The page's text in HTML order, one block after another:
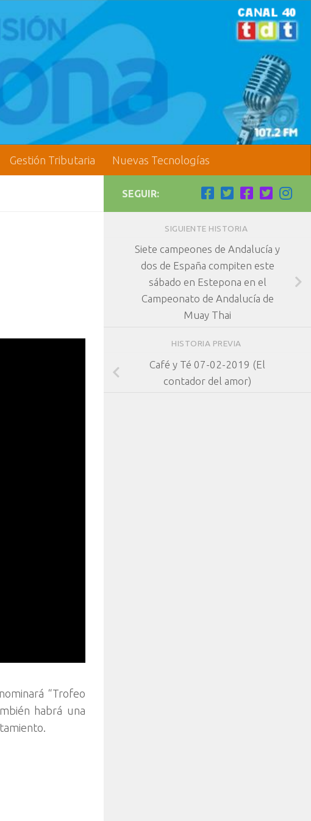
Gestión Tributaria Nuevas Tecnologías
“Trofeo
habrá una
SEGUIR:
SIGUIENTE HISTORIA
Siete campeones de Andalucía y
dos de España compiten este
sábado en Estepona en el
Campeonato de Andalucía de
Muay Thai
HISTORIA PREVIA
Café y Té 07-02-2019 (El
contador del amor)